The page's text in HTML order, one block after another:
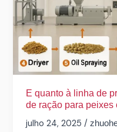
E quanto à linha de
de ração para peixes
julho 24, 2025/
de
processamento
de
ração
para
extrudados?